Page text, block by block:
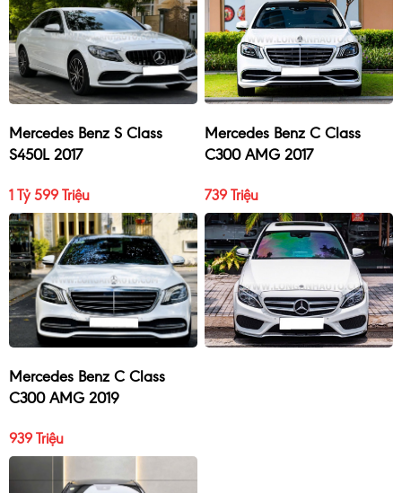
Mercedes Benz S Class
S450L 2017
1 Tỷ 599 Triệu
Mercedes Benz C Class
C300 AMG 2017
739 Triệu
Mercedes Benz C Class
C300 AMG 2019
939 Triệu